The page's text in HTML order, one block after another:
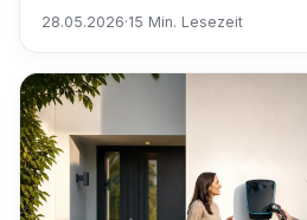
28.05.2026·15 Min. Lesezeit